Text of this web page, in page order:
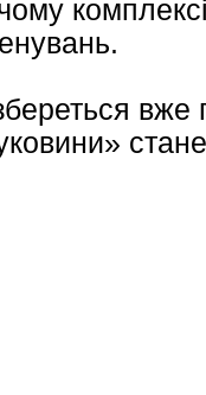
вже